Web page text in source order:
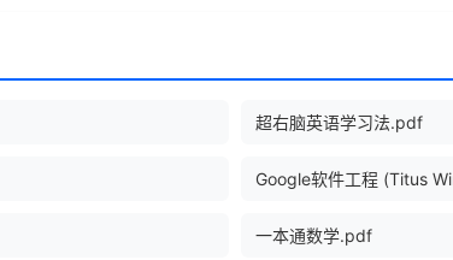
超右脑英语学习法.pdf
Google软件工程 (Titus
一本通数学.pdf